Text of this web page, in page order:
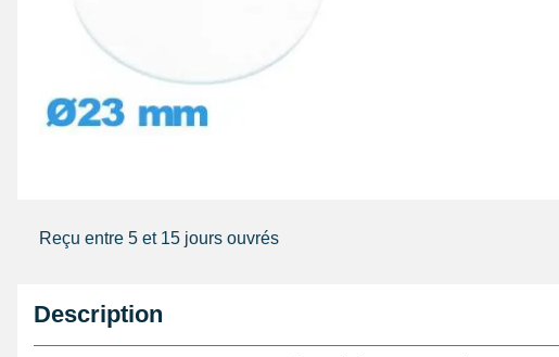
Reçu entre 5 et 15 jours ouvrés
Description